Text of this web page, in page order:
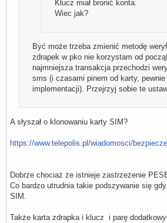
Klucz miał bronić konta.
Wiec jak?
Być może trzeba zmienić metodę
zdrapek w pko nie korzystam od
najmniejsza transakcja przechodzi
sms (i czasami pinem od karty, pewnie
implementacji). Przejrzyj sobie te
A słyszał o klonowaniu karty SIM?
https://www.telepolis.pl/wiadomosci/
Dobrze chociaż że istnieje zastrzeżenie
Co bardzo utrudnia takie podszywanie się
SIM.
Także karta zdrapka i klucz i parę